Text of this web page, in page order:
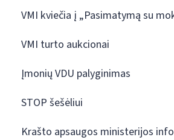
VMI kviečia į „Pasimatymą su
VMI turto aukcionai
Įmonių VDU palyginimas
STOP šešėliui
Krašto apsaugos ministerijos